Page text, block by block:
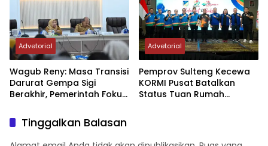
Advetorial
Wagub Reny: Masa Transisi
Darurat Gempa Sigi
Berakhir, Pemerintah Fokus
Advetorial
Pemprov Sulteng Kecewa
KORMI Pusat Batalkan
Status Tuan Rumah
Tinggalkan Balasan